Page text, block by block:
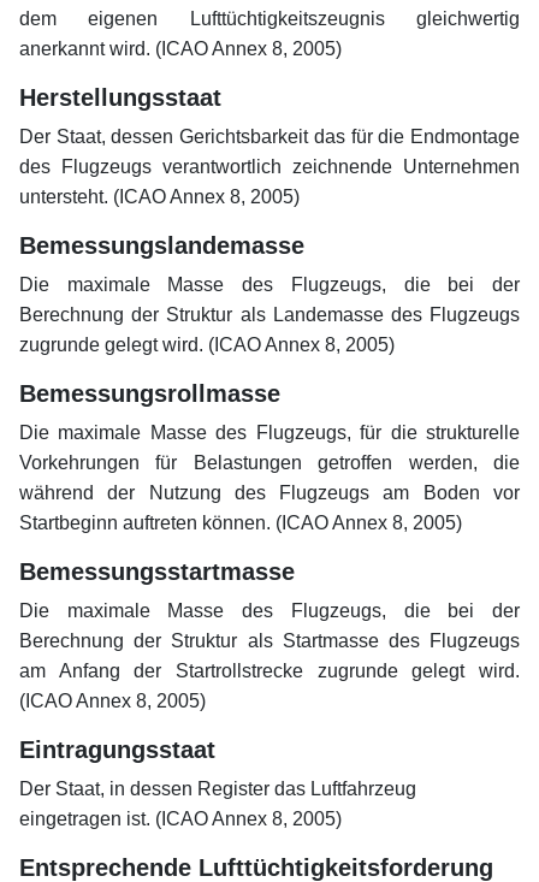
dem eigenen Lufttüchtigkeitszeugnis gleichwertig
anerkannt wird. (ICAO Annex 8, 2005)
Herstellungsstaat
Der Staat, dessen Gerichtsbarkeit das für die Endmontage
des Flugzeugs verantwortlich zeichnende Unternehmen
untersteht. (ICAO Annex 8, 2005)
Bemessungslandemasse
Die maximale Masse des Flugzeugs, die bei der
Berechnung der Struktur als Landemasse des Flugzeugs
zugrunde gelegt wird. (ICAO Annex 8, 2005)
Bemessungsrollmasse
Die maximale Masse des Flugzeugs, für die strukturelle
Vorkehrungen für Belastungen getroffen werden, die
während der Nutzung des Flugzeugs am Boden vor
Startbeginn auftreten können. (ICAO Annex 8, 2005)
Bemessungsstartmasse
Die maximale Masse des Flugzeugs, die bei der
Berechnung der Struktur als Startmasse des Flugzeugs
am Anfang der Startrollstrecke zugrunde gelegt wird.
(ICAO Annex 8, 2005)
Eintragungsstaat
Der Staat, in dessen Register das Luftfahrzeug
eingetragen ist. (ICAO Annex 8, 2005)
Entsprechende Lufttüchtigkeitsforderung